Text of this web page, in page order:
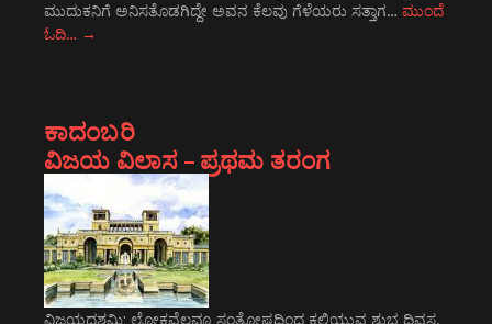
ಮುದುಕನಿಗೆ ಅನಿಸತೊಡಗಿದ್ದೇ ಅವನ ಕೆಲವು ಗೆಳೆಯರು ಸತ್ತಾಗ… ಮುಂದೆ
ಓದಿ… →
ಕಾದಂಬರಿ
ವಿಜಯ ವಿಲಾಸ – ಪ್ರಥಮ ತರಂಗ
ವಿಜಯದಶಮಿ; ಲೋಕವೆಲ್ಲವೂ ಸಂತೋಷದಿಂದ ಕಲಿಯುವ ಶುಭ ದಿವಸ.